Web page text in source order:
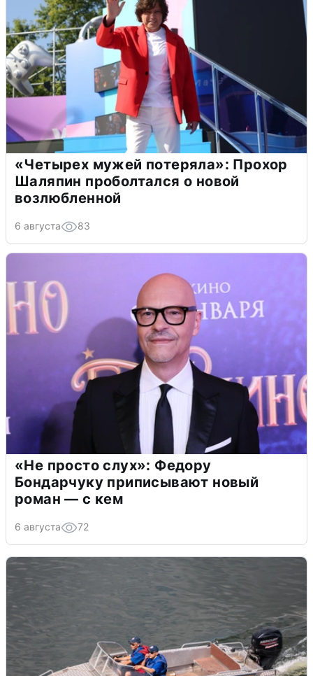
«Четырех мужей потеряла»: Прохор
Шаляпин проболтался о новой
возлюбленной
6 августа 83
«Не просто слух»: Федору
Бондарчуку приписывают новый
роман — с кем
6 августа 72